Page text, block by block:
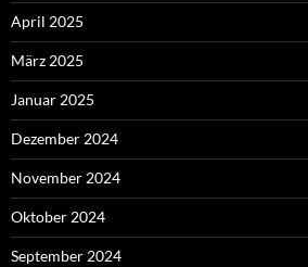
April 2025
März 2025
Januar 2025
Dezember 2024
November 2024
Oktober 2024
September 2024